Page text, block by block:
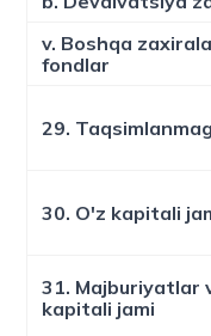
v. Boshqa
fondlar
29.
30. O'z kapitali
31. Majburiyatlar
kapitali jami